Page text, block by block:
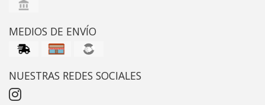
MEDIOS DE ENVÍO
NUESTRAS REDES SOCIALES